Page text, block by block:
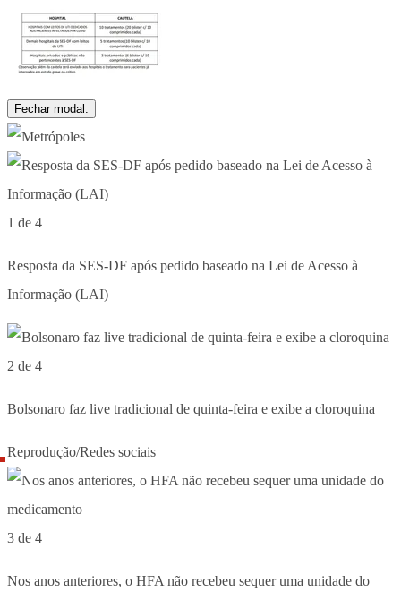
Fechar modal.
1 de 4
Resposta da SES-DF após pedido baseado na Lei de Acesso à
Informação (LAI)
2 de 4
Bolsonaro faz live tradicional de quinta-feira e exibe a cloroquina
Reprodução/Redes sociais
3 de 4
Nos anos anteriores, o HFA não recebeu sequer uma unidade do